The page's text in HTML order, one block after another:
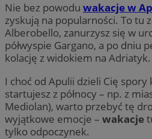
Nie bez powodu wakacje w
zyskują na popularności. To tu
Alberobello, zanurzysz się w
półwyspie Gargano, a po dniu
kolację z widokiem na Adriatyk.
I choć od Apulii dzieli Cię spory
startujesz z północy – np. z
Mediolan), warto przebyć tę
wyjątkowe emocje – wakacje
tylko odpoczynek.